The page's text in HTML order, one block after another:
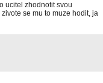
ucitel zhodnotit svou
se mu to muze hodit, ja